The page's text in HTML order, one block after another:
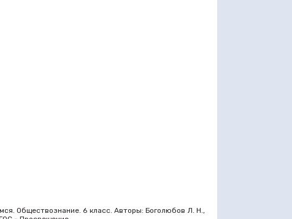
Обществознание. 6 класс. Авторы: Боголюбов Л. Н.,